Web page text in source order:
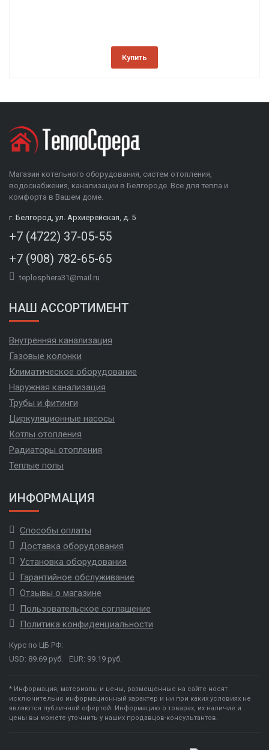
Купить
Магазин котельного оборудования, систем отопления,
водоснабжения, канализации в Белгороде. Все для тепла и
комфорта в Вашем доме.
г. Белгород, ул. Архиерейская, д. 5
+7 (4722) 37-05-55
+7 (908) 782-65-65
teplosphera31@mail.ru
НАШ АССОРТИМЕНТ
Внутренняя канализация
Газовые колонки
Климатическое оборудование
Наружная канализация
Трубы и фитинги
Циркуляционные насосы
Котлы отопления
Радиаторы отопления
Теплые полы
ИНФОРМАЦИЯ
Способы оплаты
Доставка оборудования
Установка оборудования
Гарантийное обслуживание
Отзывы о магазине
Пользовательское соглашение
Политика конфиденциальности
Курс по ЦБ РФ:
USD: 89.69 руб.
EUR: 99.19 руб.
* Информация, материалы и цены, размещенные на сайте носят
исключительно информационный характер и ни при каких условиях не
являются публичной офертой. Информацию о товарах, их наличие и
цены вы можете уточнить у наших продавцов-консультантов.